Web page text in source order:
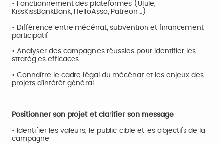
• Fonctionnement des plateformes (Ulule,
KissKissBankBank, HelloAsso, Patreon…)
• Différence entre mécénat, subvention et financement
participatif
• Analyser des campagnes réussies pour identifier les
stratégies efficaces
• Connaître le cadre légal du mécénat et les enjeux des
projets d'intérêt général.
Positionner son projet et clarifier son message
• Identifier les valeurs, le public cible et les objectifs de la
campagne